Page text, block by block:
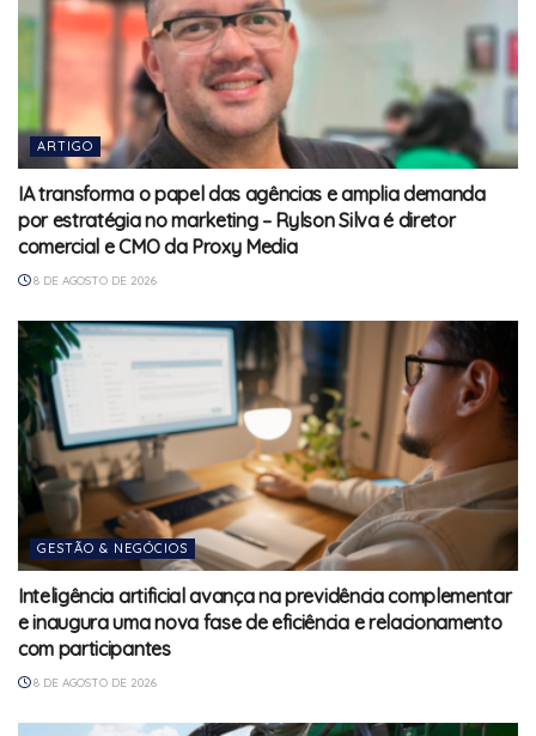
ARTIGO
IA transforma o papel das agências e amplia demanda
por estratégia no marketing – Rylson Silva é diretor
comercial e CMO da Proxy Media
8 DE AGOSTO DE 2026
GESTÃO & NEGÓCIOS
Inteligência artificial avança na previdência complementar
e inaugura uma nova fase de eficiência e relacionamento
com participantes
8 DE AGOSTO DE 2026